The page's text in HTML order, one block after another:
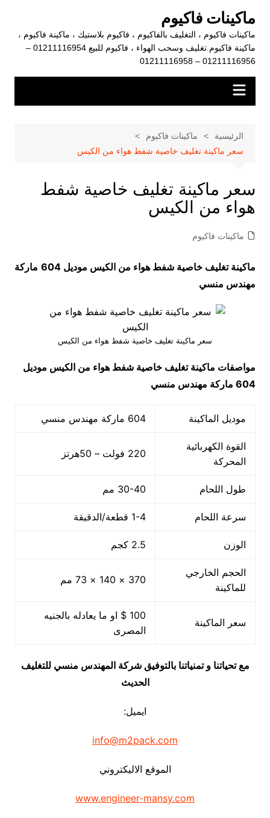
المحتوى
ماكينات فاكيوم
ماكينات فاكيوم ، التغليف بالفاكيوم ، فاكيوم بلاستيك ، ماكينة فاكيوم ،
ماكينة فاكيوم تغليف وسحب الهواء ، فاكيوم للبيع 01211116954 –
01211116956 – 01211116958
الرئيسية
ماكينات فاكيوم
سعر ماكينة تغليف خاصية شفط هواء من الكيس
سعر ماكينة تغليف خاصية شفط
هواء من الكيس
ماكينات فاكيوم
ماكينة تغليف خاصية شفط هواء من الكيس موديل 604
ماركة
مهندس منسي
سعر ماكينة تغليف خاصية شفط هواء من الكيس
مواصفات ماكينة تغليف خاصية شفط هواء من الكيس موديل
604 ماركة مهندس منسي
موديل الماكينة 604 ماركة مهندس منسي
القوة الكهربائية
المحركة
220 فولت – 50هرتز
طول اللحام 30-40 مم
سرعة اللحام 1-4 قطعة/الدقيقة
الوزن 2.5 كجم
الحجم الخارجي
للماكينة
370 × 140 × 73 مم
سعر الماكينة
100 $ او ما يعادله بالجنيه
المصرى
مع تحياتنا و تمنياتنا بالتوفيق شركة المهندس منسي للتغليف
الحديث
ايميل:
info@m2pack.com
الموقع الاليكتروني
www.engineer-mansy.com